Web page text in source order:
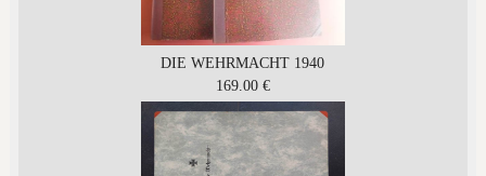
DIE WEHRMACHT 1940
169.00 €